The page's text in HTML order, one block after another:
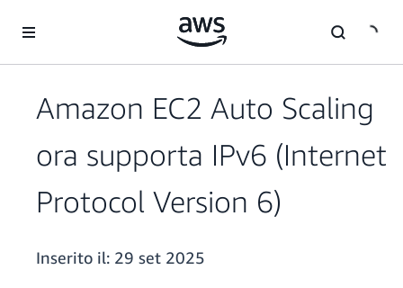
Amazon EC2 Auto Scaling
ora supporta IPv6 (Internet
Protocol Version 6)
Inserito il: 29 set 2025